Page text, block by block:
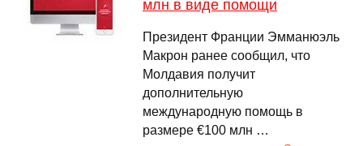
млн в виде помощи
Президент Франции Эмманюэль
Макрон ранее сообщил, что
Молдавия получит
дополнительную
международную помощь в
размере €100 млн …